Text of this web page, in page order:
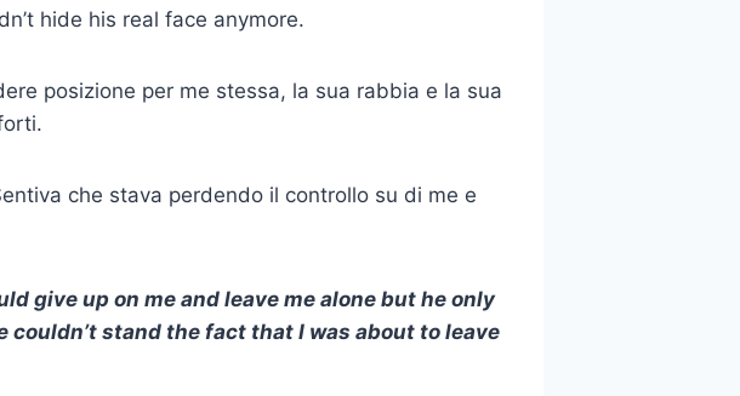
hide his real face anymore.
posizione per me stessa, la sua rabbia e la sua
che stava perdendo il controllo su di me e
give up on me and leave me alone but he only
couldn’t stand the fact that I was about to leave